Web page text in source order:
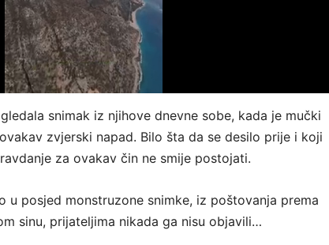
snimak iz njihove dnevne sobe, kada je mučki
zvjerski napad. Bilo šta da se desilo prije i koji
za ovakav čin ne smije postojati.
u posjed monstruzone snimke, iz poštovanja prema
sinu, prijateljima nikada ga nisu objavili…